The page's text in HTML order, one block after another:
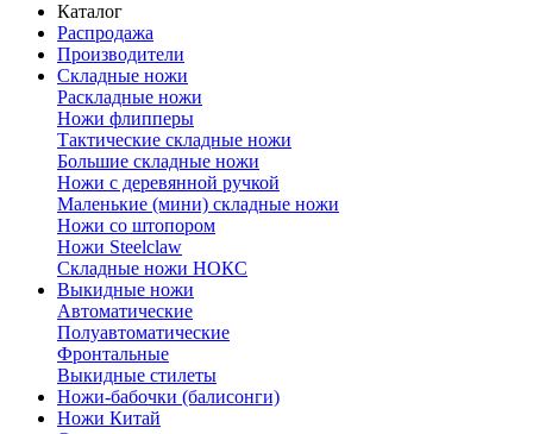
Каталог
Распродажа
Производители
Складные ножи
Раскладные ножи
Ножи флипперы
Тактические складные ножи
Большие складные ножи
Ножи с деревянной ручкой
Маленькие (мини) складные ножи
Ножи со штопором
Ножи Steelclaw
Складные ножи НОКС
Выкидные ножи
Автоматические
Полуавтоматические
Фронтальные
Выкидные стилеты
Ножи-бабочки (балисонги)
Ножи Китай